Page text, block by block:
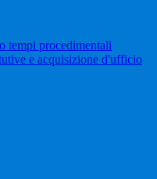
tempi procedimentali
e acquisizione d'ufficio